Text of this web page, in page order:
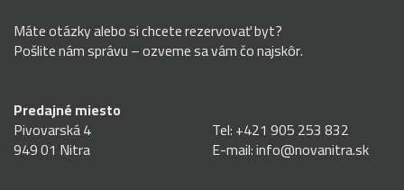
Máte otázky alebo si chcete rezervovať byt?
Pošlite nám správu – ozveme sa vám čo najskôr.
Predajné miesto
Pivovarská 4
949 01 Nitra
Tel:+421 905 253 832
E-mail:info@novanitra.sk